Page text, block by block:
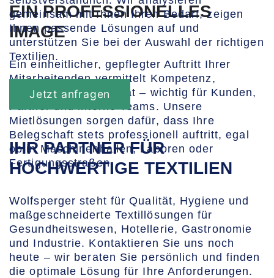
EIN PROFESSIONELLES
IMAGE
Ein einheitlicher, gepflegter Auftritt Ihrer
Mitarbeitenden vermittelt Kompetenz,
Sicherheit und Qualität – wichtig für Kunden,
Partner und interne Teams. Unsere
Mietlösungen sorgen dafür, dass Ihre
Belegschaft stets professionell auftritt, egal
ob in Maschinenhallen, Laboren oder
Fertigungsstraßen.
gemeinsam mit Ihnen Ihren Bedarf, zeigen
Ihnen passende Lösungen auf und
unterstützen Sie bei der Auswahl der richtigen
Textilien.
Jetzt anfragen
IHR PARTNER FÜR
HOCHWERTIGE TEXTILIEN
Wolfsperger steht für Qualität, Hygiene und
maßgeschneiderte Textillösungen für
Gesundheitswesen, Hotellerie, Gastronomie
und Industrie. Kontaktieren Sie uns noch
heute – wir beraten Sie persönlich und finden
die optimale Lösung für Ihre Anforderungen.